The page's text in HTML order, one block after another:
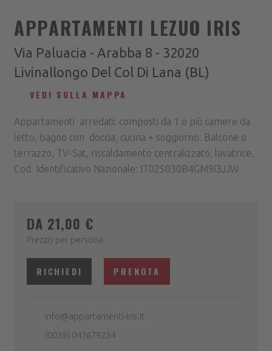
APPARTAMENTI LEZUO IRIS
Via Paluacia - Arabba 8 - 32020
Livinallongo Del Col Di Lana (BL)
VEDI SULLA MAPPA
Appartamenti arredati: composti da 1 o più camere da
letto, bagno con doccia, cucina + soggiorno. Balcone o
terrazzo, TV-Sat, riscaldamento centralizzato, lavatrice.
Cod. Identificativo Nazionale: IT025030B4GM9I3JJW
DA 21,00 €
Prezzo per persona
RICHIEDI PRENOTA
info@appartamenti-iris.it
(0039) 043679234